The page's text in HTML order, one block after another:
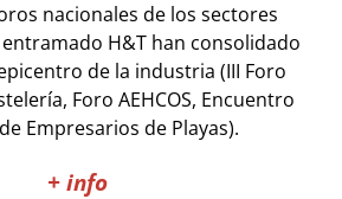
nacionales de los sectores
H&T han consolidado
de la industria (III Foro
Foro AEHCOS, Encuentro
Empresarios de Playas).
+ info